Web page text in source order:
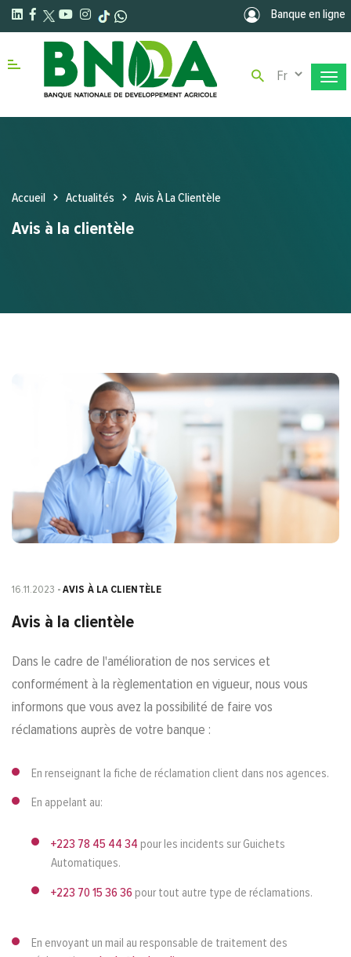
Aller au contenu principalBanque en ligne
Select your
Accueil Actualités Avis À La Clientèle
Avis à la clientèle
16.11.2023 AVIS À LA CLIENTÈLE
Avis à la clientèle
Dans le cadre de l'amélioration de nos services et
conformément à la règlementation en vigueur, nous vous
informons que vous avez la possibilité de faire vos
réclamations auprès de votre banque :
En renseignant la fiche de réclamation client dans nos agences.
En appelant au:
+223 78 45 44 34 pour les incidents sur Guichets
Automatiques.
+223 70 15 36 36 pour tout autre type de réclamations.
En envoyant un mail au responsable de traitement des